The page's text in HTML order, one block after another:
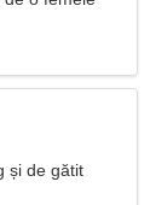
și de gătit